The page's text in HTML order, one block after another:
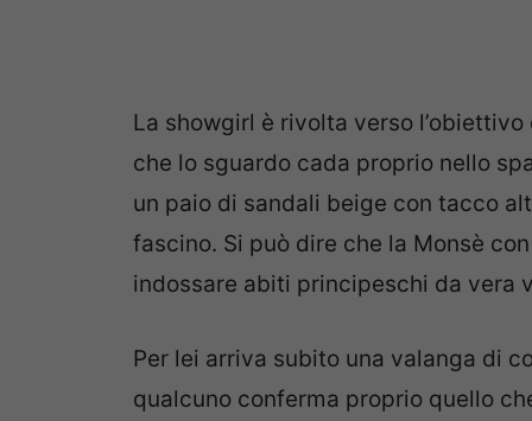
La showgirl è rivolta verso
che lo sguardo cada proprio nello
un paio di sandali beige con tacco
fascino. Si può dire che la Monsè
indossare abiti principeschi da vera
Per lei arriva subito una valanga di
qualcuno conferma proprio quello